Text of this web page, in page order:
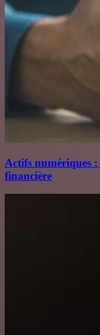
Actifs numériques
financière